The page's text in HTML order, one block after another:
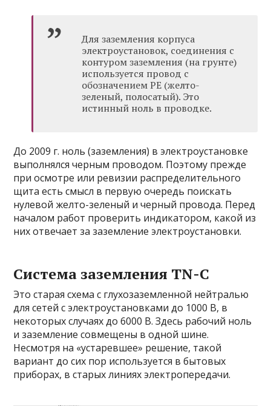
Для заземления корпуса
электроустановок, соединения с
контуром заземления (на грунте)
используется провод с
обозначением РЕ (желто-
зеленый, полосатый). Это
истинный ноль в проводке.
До 2009 г. ноль (заземления) в электроустановке
выполнялся черным проводом. Поэтому прежде
при осмотре или ревизии распределительного
щита есть смысл в первую очередь поискать
нулевой желто-зеленый и черный провода. Перед
началом работ проверить индикатором, какой из
них отвечает за заземление электроустановки.
Система заземления TN-C
Это старая схема с глухозаземленной нейтралью
для сетей с электроустановками до 1000 В, в
некоторых случаях до 6000 В. Здесь рабочий ноль
и заземление совмещены в одной шине.
Несмотря на «устаревшее» решение, такой
вариант до сих пор используется в бытовых
приборах, в старых линиях электропередачи.